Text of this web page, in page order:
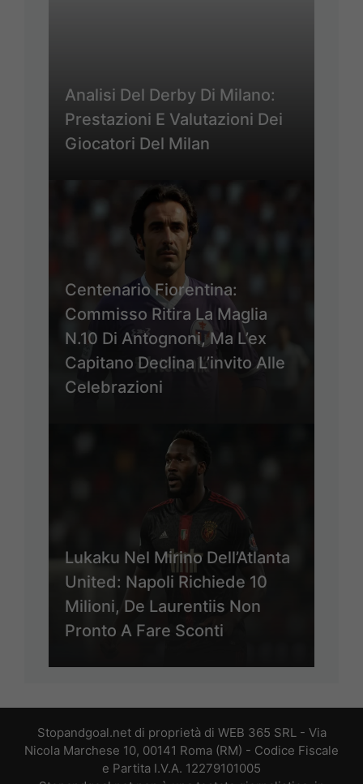
Analisi Del Derby Di Milano:
Prestazioni E Valutazioni Dei
Giocatori Del Milan
Centenario Fiorentina:
Commisso Ritira La Maglia
N.10 Di Antognoni, Ma L’ex
Capitano Declina L’invito Alle
Celebrazioni
Lukaku Nel Mirino Dell’Atlanta
United: Napoli Richiede 10
Milioni, De Laurentiis Non
Pronto A Fare Sconti
Stopandgoal.net di proprietà di WEB 365 SRL - Via
Nicola Marchese 10, 00141 Roma (RM) - Codice Fiscale
e Partita I.V.A. 12279101005